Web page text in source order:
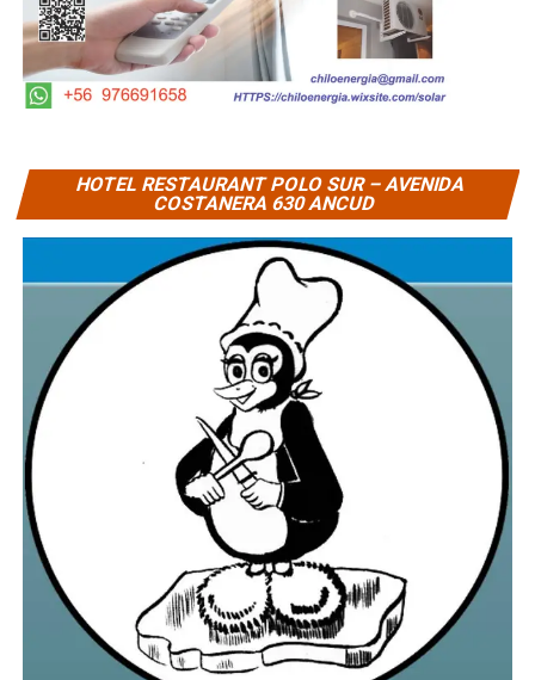
HOTEL RESTAURANT POLO SUR – AVENIDA
COSTANERA 630 ANCUD